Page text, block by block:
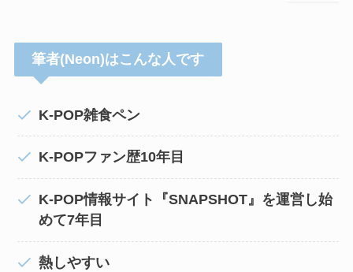
筆者(Neon)はこんな人です
K-POP雑食ペン
K-POPファン歴10年目
K-POP情報サイト『SNAPSHOT』を運営し始
めて7年目
熱しやすい